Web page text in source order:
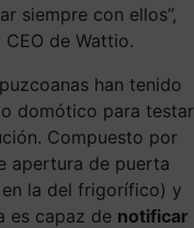
siempre con ellos”,
de Wattio.
han tenido
domótico para testar
Compuesto por
apertura de puerta
la del frigorífico) y
es capaz de notificar